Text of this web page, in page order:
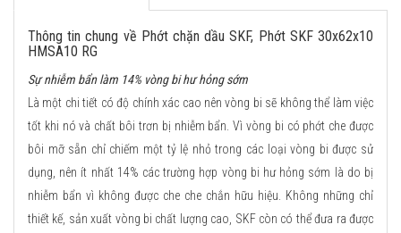
Thông tin chung về Phớt chặn dầu SKF, Phớt SKF 30x62x10
HMSA10 RG
Sự nhiễm bẩn làm 14% vòng bi hư hỏng sớm
Là một chi tiết có độ chính xác cao nên vòng bi sẽ không thể làm việc
tốt khi nó và chất bôi trơn bị nhiễm bẩn. Vì vòng bi có phớt che được
bôi mỡ sẵn chỉ chiếm một tỷ lệ nhỏ trong các loại vòng bi được sử
dụng, nên ít nhất 14% các trường hợp vòng bi hư hỏng sớm là do bị
nhiễm bẩn vì không được che che chắn hữu hiệu. Không những chỉ
thiết kế, sản xuất vòng bi chất lượng cao, SKF còn có thể đưa ra được